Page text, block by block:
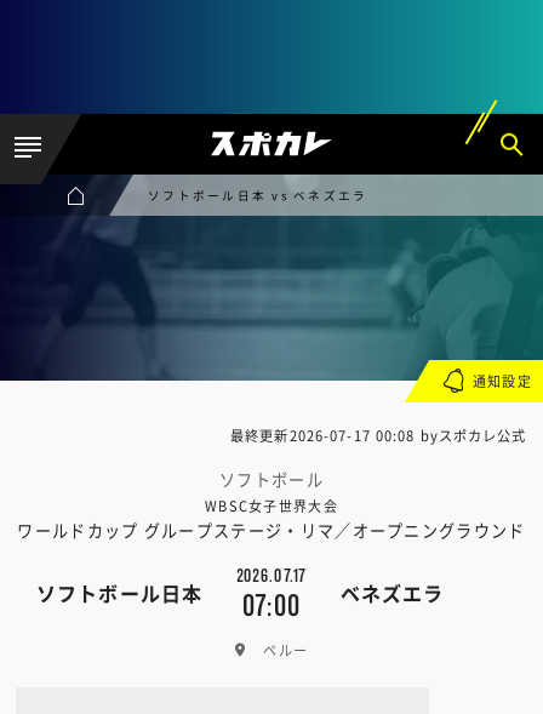
ソフトボール日本 vs ベネズエラ
最終更新2026-07-17 00:08 byスポカレ公式
ソフトボール
WBSC女子世界大会
ワールドカップ グループステージ・リマ／オープニングラウンド
ソフトボール日本
2026.07.17
07:00 ベネズエラ
ペルー
通知設定